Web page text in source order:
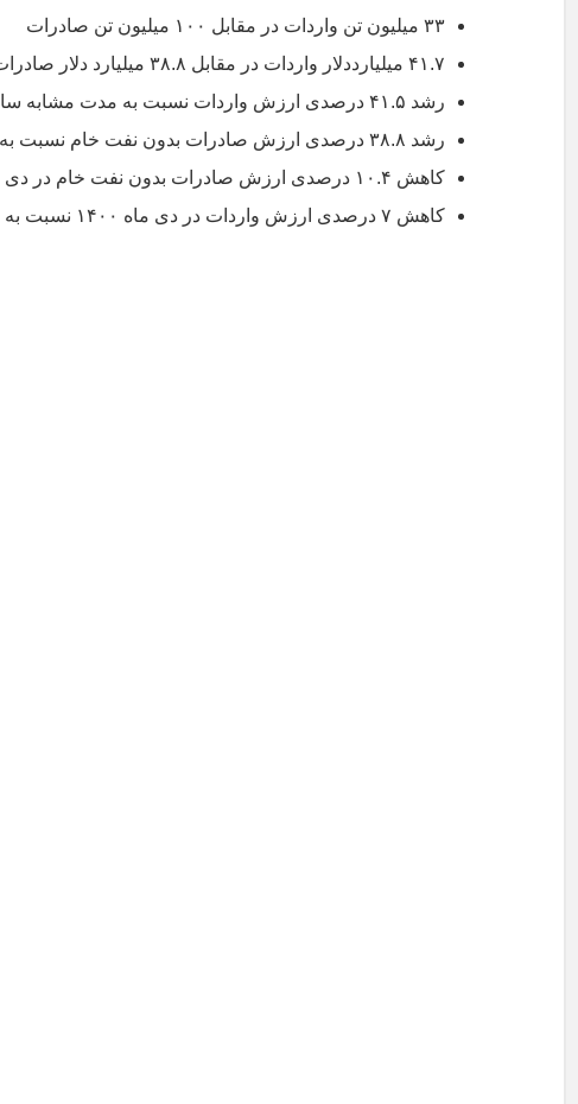
۳۳ میلیون تن واردات در مقابل ۱۰۰ میلیون تن صادرات
۴۱.۷ میلیارددلار واردات در مقابل ۳۸.۸ میلیارد دلار صادرات
رشد ۴۱.۵ درصدی ارزش واردات نسبت به مدت مشابه سال قبل
رشد ۳۸.۸ درصدی ارزش صادرات بدون نفت خام نسبت به مدت مشابه سال قبل
کاهش ۱۰.۴ درصدی ارزش صادرات بدون نفت خام در دی ماه ۱۴۰۰ نسبت به ماه قبل
کاهش ۷ درصدی ارزش واردات در دی ماه ۱۴۰۰ نسبت به ماه قبل